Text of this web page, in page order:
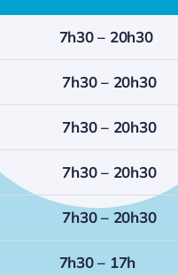
7h30 – 20h30
7h30 – 20h30
7h30 – 20h30
7h30 – 20h30
7h30 – 20h30
7h30 – 17h